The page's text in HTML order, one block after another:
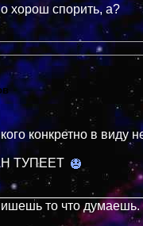
хорош спорить, а?
конкретно в виду
ТУПЕЕТ
то что